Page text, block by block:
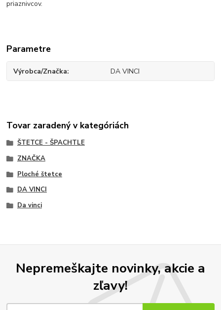
priaznivcov.
Parametre
Výrobca/Značka DA VINCI
Tovar zaradený v kategóriách
ŠTETCE - ŠPACHTLE
ZNAČKA
Ploché štetce
DA VINCI
Da vinci
Nepremeškajte novinky, akcie a
zľavy!